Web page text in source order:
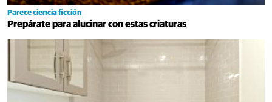
Parece ciencia ficción
Prepárate para alucinar con estas criaturas